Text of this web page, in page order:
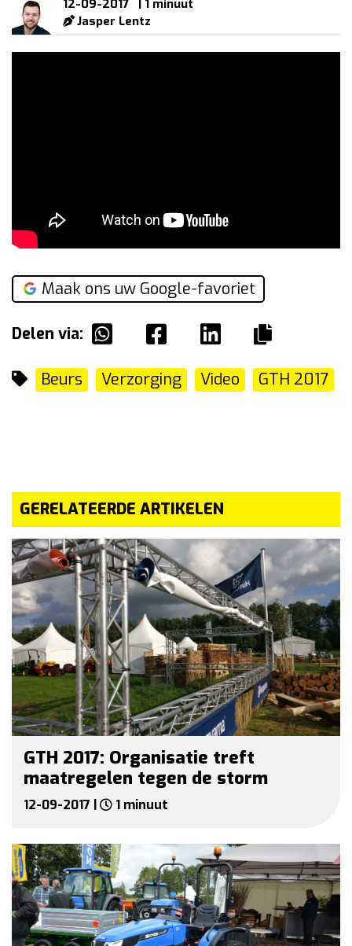
12-09-2017
| 1 minuut
Jasper Lentz
Maak ons uw Google-favoriet
Delen via:
Beurs Verzorging Video GTH 2017
GERELATEERDE ARTIKELEN
GTH 2017: Organisatie treft
maatregelen tegen de storm
12-09-2017 | 1 minuut